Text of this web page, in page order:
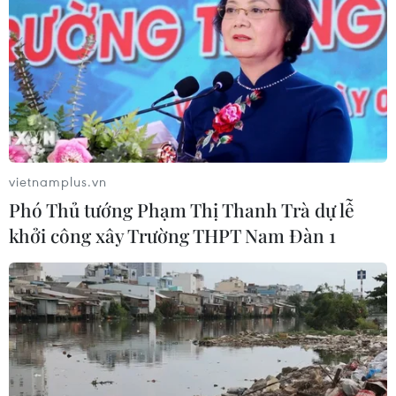
#chống bán phá giá
#phòng vệ thương mại
#cạnh tranh
#Ghế bọc đệm Canada
Theo dõi VietnamPlus
TIN LIÊN QUAN
vietnamplus.vn
Phó Thủ tướng Phạm Thị Thanh Trà dự lễ
khởi công xây Trường THPT Nam Đàn 1